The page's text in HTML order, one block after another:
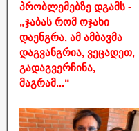
პრობლემებზე დგამს -
„ჯაბას რომ ოჯახი
დაენგრა, ამ ამბავმა
დაგვანგრია, ვეცადეთ,
გადაგვერჩინა,
მაგრამ...“